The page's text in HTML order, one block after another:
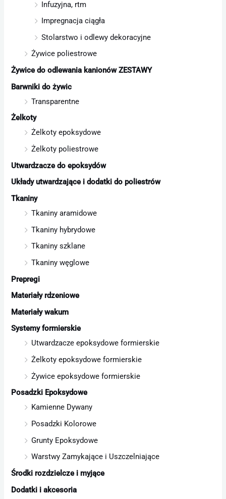
Infuzyjna, rtm
Impregnacja ciągła
Stolarstwo i odlewy dekoracyjne
Żywice poliestrowe
Żywice do odlewania kanionów ZESTAWY
Barwniki do żywic
Transparentne
Żelkoty
Żelkoty epoksydowe
Żelkoty poliestrowe
Utwardzacze do epoksydów
Układy utwardzające i dodatki do poliestrów
Tkaniny
Tkaniny aramidowe
Tkaniny hybrydowe
Tkaniny szklane
Tkaniny węglowe
Prepregi
Materiały rdzeniowe
Materiały wakum
Systemy formierskie
Utwardzacze epoksydowe formierskie
Żelkoty epoksydowe formierskie
Żywice epoksydowe formierskie
Posadzki Epoksydowe
Kamienne Dywany
Posadzki Kolorowe
Grunty Epoksydowe
Warstwy Zamykające i Uszczelniające
Środki rozdzielcze i myjące
Dodatki i akcesoria